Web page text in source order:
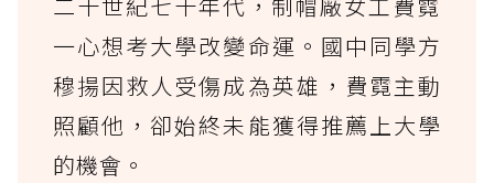
二十世紀七十年代，制帽廠女工費霓
一心想考大學改變命運。國中同學方
穆揚因救人受傷成為英雄，費霓主動
照顧他，卻始終未能獲得推薦上大學
的機會。